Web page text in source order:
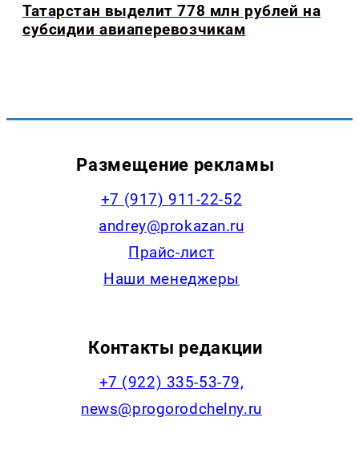
Татарстан выделит 778 млн рублей на
субсидии авиаперевозчикам
Размещение рекламы
+7 (917) 911-22-52
andrey@prokazan.ru
Прайс-лист
Наши менеджеры
Контакты редакции
+7 (922) 335-53-79,
news@progorodchelny.ru